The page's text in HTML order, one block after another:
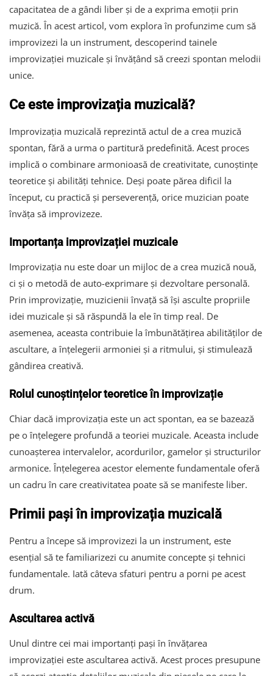
capacitatea de a gândi liber și de a exprima emoții prin
muzică. În acest articol, vom explora în profunzime cum să
improvizezi la un instrument, descoperind tainele
improvizației muzicale și învățând să creezi spontan melodii
unice.
Ce este improvizația muzicală?
Improvizația muzicală reprezintă actul de a crea muzică
spontan, fără a urma o partitură predefinită. Acest proces
implică o combinare armonioasă de creativitate, cunoștințe
teoretice și abilități tehnice. Deși poate părea dificil la
început, cu practică și perseverență, orice muzician poate
învăța să improvizeze.
Importanța improvizației muzicale
Improvizația nu este doar un mijloc de a crea muzică nouă,
ci și o metodă de auto-exprimare și dezvoltare personală.
Prin improvizație, muzicienii învață să își asculte propriile
idei muzicale și să răspundă la ele în timp real. De
asemenea, aceasta contribuie la îmbunătățirea abilităților de
ascultare, a înțelegerii armoniei și a ritmului, și stimulează
gândirea creativă.
Rolul cunoștințelor teoretice în improvizație
Chiar dacă improvizația este un act spontan, ea se bazează
pe o înțelegere profundă a teoriei muzicale. Aceasta include
cunoașterea intervalelor, acordurilor, gamelor și structurilor
armonice. Înțelegerea acestor elemente fundamentale oferă
un cadru în care creativitatea poate să se manifeste liber.
Primii pași în improvizația muzicală
Pentru a începe să improvizezi la un instrument, este
esențial să te familiarizezi cu anumite concepte și tehnici
fundamentale. Iată câteva sfaturi pentru a porni pe acest
drum.
Ascultarea activă
Unul dintre cei mai importanți pași în învățarea
improvizației este ascultarea activă. Acest proces presupune